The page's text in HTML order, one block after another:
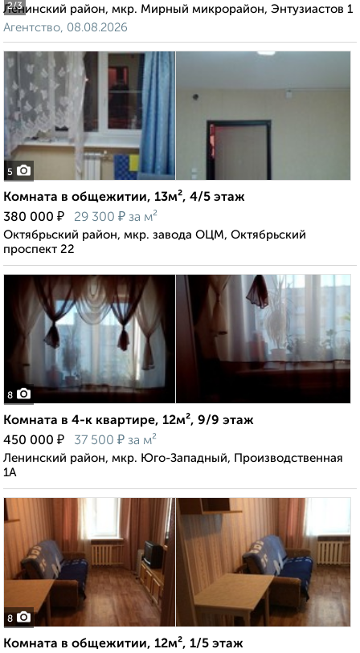
2/3
Ленинский район, мкр. Мирный микрорайон, Энтузиастов 1
Агентство, 08.08.2026
5
Комната в общежитии, 13м², 4/5 этаж
380 000 ₽ 29 300 ₽ за м²
Октябрьский район, мкр. завода ОЦМ, Октябрьский
проспект 22
8
Комната в 4-к квартире, 12м², 9/9 этаж
450 000 ₽ 37 500 ₽ за м²
Ленинский район, мкр. Юго-Западный, Производственная
1А
8
Комната в общежитии, 12м², 1/5 этаж